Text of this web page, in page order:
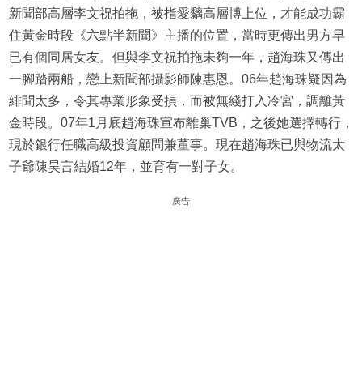
新聞部高層李文祝拍拖，被指愛黐高層博上位，才能成功霸
住黃金時段《六點半新聞》主播的位置，當時更傳出男方早
已有個同居女友。但與李文祝拍拖未夠一年，趙海珠又傳出
一腳踏兩船，戀上新聞部攝影師陳惠恩。06年趙海珠疑因為
緋聞太多，令其專業形象受損，而被無綫打入冷宮，調離黃
金時段。07年1月底趙海珠宣布離巢TVB，之後她選擇轉行，
現於銀行任職高級投資顧問兼董事。現在趙海珠已與物流太
子爺陳昊言結婚12年，並育有一對子女。
廣告